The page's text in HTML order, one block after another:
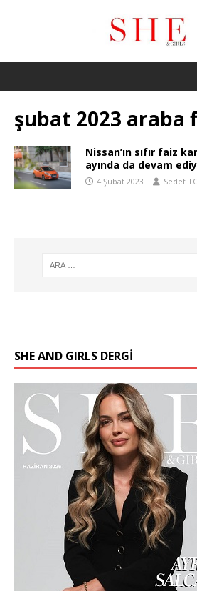
şubat 2023 araba
Nissan’ın sıfır faiz
ayında da devam
4 Şubat 2023 Sedef
SHE AND GIRLS DERGİ